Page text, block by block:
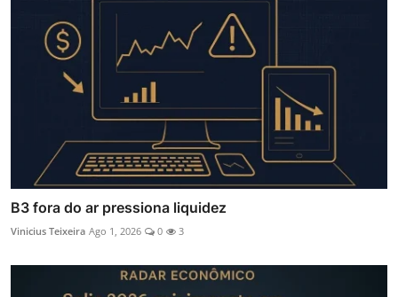
B3 fora do ar pressiona liquidez
Vinicius Teixeira Ago 1, 2026 0 3